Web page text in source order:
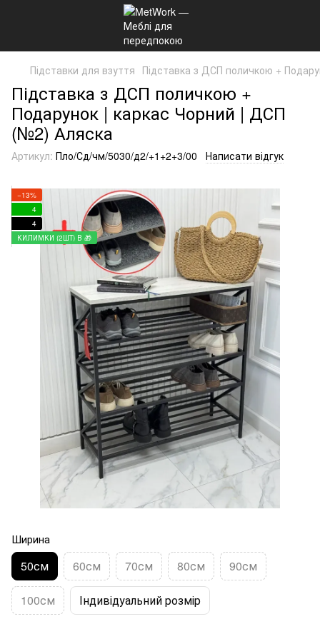
Підставки для взуття Підставка з ДСП поличкою +
Підставка з ДСП поличкою +
Подарунок | каркас Чорний | ДСП
(№2) Аляска
Артикул: Пло/Сд/чм/5030/д2/+1+2+3/00 Написати відгук
−13%
4
4
КИЛИМКИ (2ШТ) В 🎁
Ширина
50см 60см 70см 80см 90см
100см Індивідуальний розмір